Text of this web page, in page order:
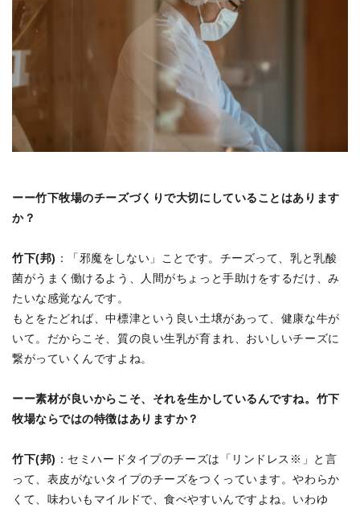
ーー竹下牧場のチーズづくりで大切にしていることはあります
か？
竹下(邦) ：「邪魔をしない」ことです。チーズって、乳と乳酸
菌がうまく働けるよう、人間がちょっと手助けをするだけ、み
たいな感覚なんです。
もとをたどれば、中標津という良い土壌があって、健康な牛が
いて。だからこそ、質の良い生乳が育まれ、おいしいチーズに
繋がっていくんですよね。
ーー素材が良いからこそ、それを生かしているんですね。竹下
牧場ならではの特徴はありますか？
竹下(邦) ：セミハードタイプのチーズは「リンドレス※」と言
って、表皮がないタイプのチーズをつくっています。やわらか
くて、味わいもマイルドで、食べやすいんですよね。いわゆ